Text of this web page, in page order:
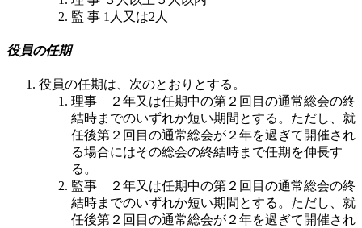
監 事 1人又は2人
役員の任期
役員の任期は、次のとおりとする。
理事 ２年又は任期中の第２回目の通常総会の終
結時までのいずれか短い期間とする。ただし、就
任後第２回目の通常総会が２年を過ぎて開催され
る場合にはその総会の終結時まで任期を伸長す
る。
監事 ２年又は任期中の第２回目の通常総会の終
結時までのいずれか短い期間とする。ただし、就
任後第２回目の通常総会が２年を過ぎて開催され